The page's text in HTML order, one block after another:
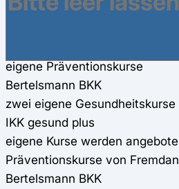
200€ Zuschuss für
eigene Präventionskurse
Bertelsmann BKK
zwei eigene
IKK gesund plus
eigene Kurse werden
Präventionskurse von
Bertelsmann BKK